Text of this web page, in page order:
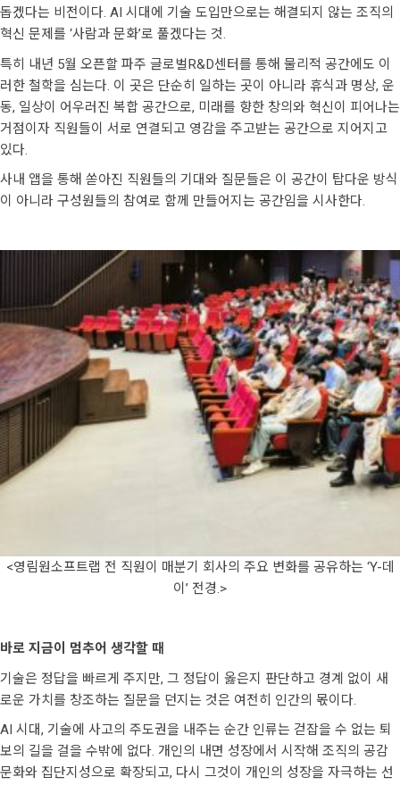
돕겠다는 비전이다. AI 시대에 기술 도입만으로는 해결되지 않는 조직의
혁신 문제를 ‘사람과 문화’로 풀겠다는 것.
특히 내년 5월 오픈할 파주 글로벌R&D센터를 통해 물리적 공간에도 이
러한 철학을 심는다. 이 곳은 단순히 일하는 곳이 아니라 휴식과 명상, 운
동, 일상이 어우러진 복합 공간으로, 미래를 향한 창의와 혁신이 피어나는
거점이자 직원들이 서로 연결되고 영감을 주고받는 공간으로 지어지고
있다.
사내 앱을 통해 쏟아진 직원들의 기대와 질문들은 이 공간이 탑다운 방식
이 아니라 구성원들의 참여로 함께 만들어지는 공간임을 시사한다.
<영림원소프트랩 전 직원이 매분기 회사의 주요 변화를 공유하는 ‘Y-데
이’ 전경.>
바로 지금이 멈추어 생각할 때
기술은 정답을 빠르게 주지만, 그 정답이 옳은지 판단하고 경계 없이 새
로운 가치를 창조하는 질문을 던지는 것은 여전히 인간의 몫이다.
AI 시대, 기술에 사고의 주도권을 내주는 순간 인류는 걷잡을 수 없는 퇴
보의 길을 걸을 수밖에 없다. 개인의 내면 성장에서 시작해 조직의 공감
문화와 집단지성으로 확장되고, 다시 그것이 개인의 성장을 자극하는 선